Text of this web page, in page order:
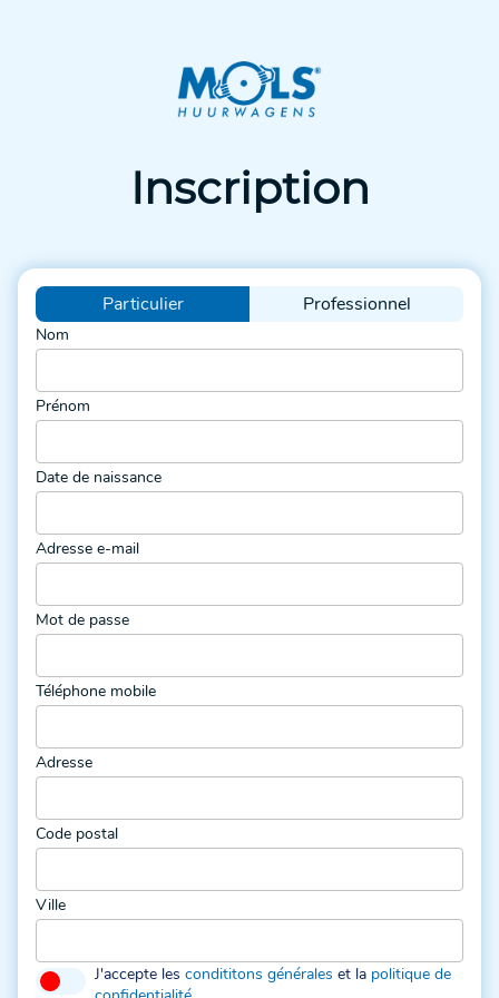
Inscription
Particulier Professionnel
Nom
Prénom
Date de naissance
Adresse e-mail
Mot de passe
Téléphone mobile
Adresse
Code postal
Ville
J'accepte les condititons générales et la politique de